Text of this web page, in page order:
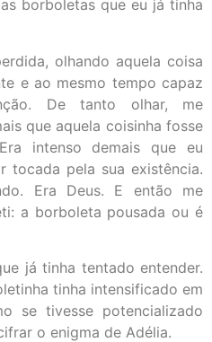
borboletas que eu já tinha
olhando aquela coisa
e ao mesmo tempo capaz
De tanto olhar, me
que aquela coisinha fosse
intenso demais que eu
tocada pela sua existência.
Era Deus. E então me
a borboleta pousada ou é
já tinha tentado entender.
tinha intensificado em
se tivesse potencializado
o enigma de Adélia.